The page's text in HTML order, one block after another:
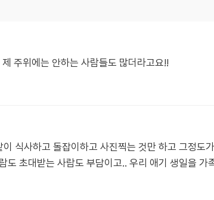
주위에는 안하는 사람들도 많더라고요!!
식사하고 돌잡이하고 사진찍는 것만 하고 그정도
도 초대받는 사람도 부담이고.. 우리 애기 생일을 가